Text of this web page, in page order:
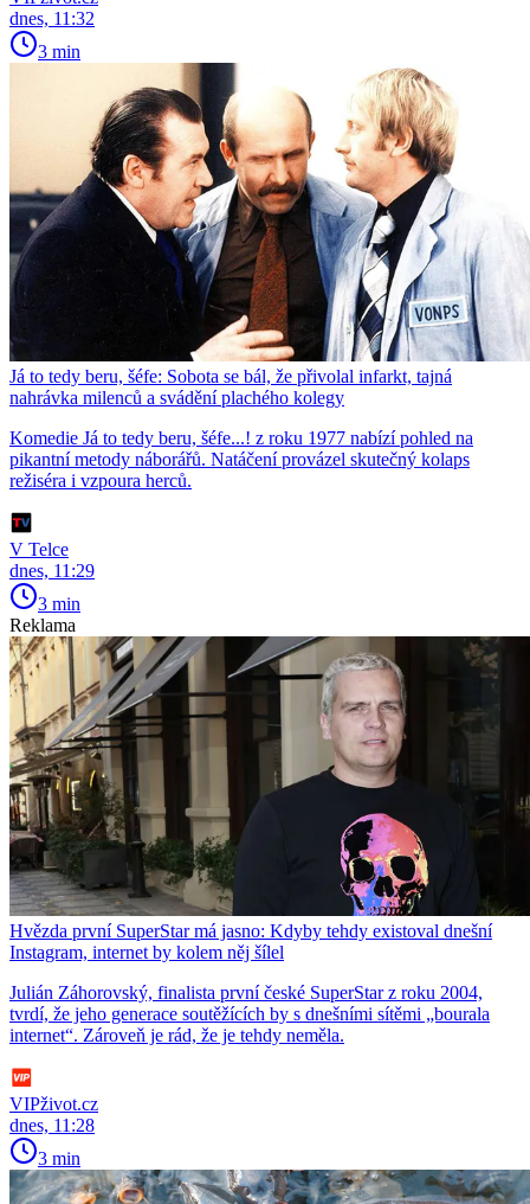
dnes, 11:32
3 min
Já to tedy beru, šéfe: Sobota se bál, že přivolal infarkt, tajná
nahrávka milenců a svádění plachého kolegy
Komedie Já to tedy beru, šéfe...! z roku 1977 nabízí pohled na
pikantní metody náborářů. Natáčení provázel skutečný kolaps
režiséra i vzpoura herců.
V Telce
dnes, 11:29
3 min
Reklama
Hvězda první SuperStar má jasno: Kdyby tehdy existoval dnešní
Instagram, internet by kolem něj šílel
Julián Záhorovský, finalista první české SuperStar z roku 2004,
tvrdí, že jeho generace soutěžících by s dnešními sítěmi „bourala
internet“. Zároveň je rád, že je tehdy neměla.
VIPživot.cz
dnes, 11:28
3 min